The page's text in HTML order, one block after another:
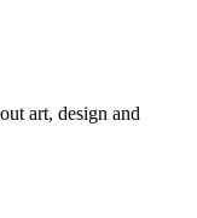
art, design and